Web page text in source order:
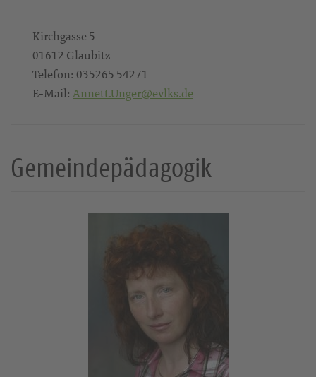
Kirchgasse 5
01612 Glaubitz
Telefon: 035265 54271
E-Mail: Annett.Unger@evlks.de
Gemeindepädagogik